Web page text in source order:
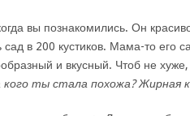
вы познакомились. Он
в 200 кустиков. Мама-то его
и вкусный. Чтоб не
ты стала похожа? Жирная